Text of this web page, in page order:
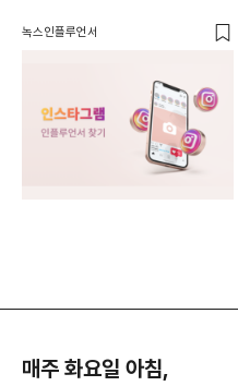
녹스인플루언서
매주 화요일 아침,